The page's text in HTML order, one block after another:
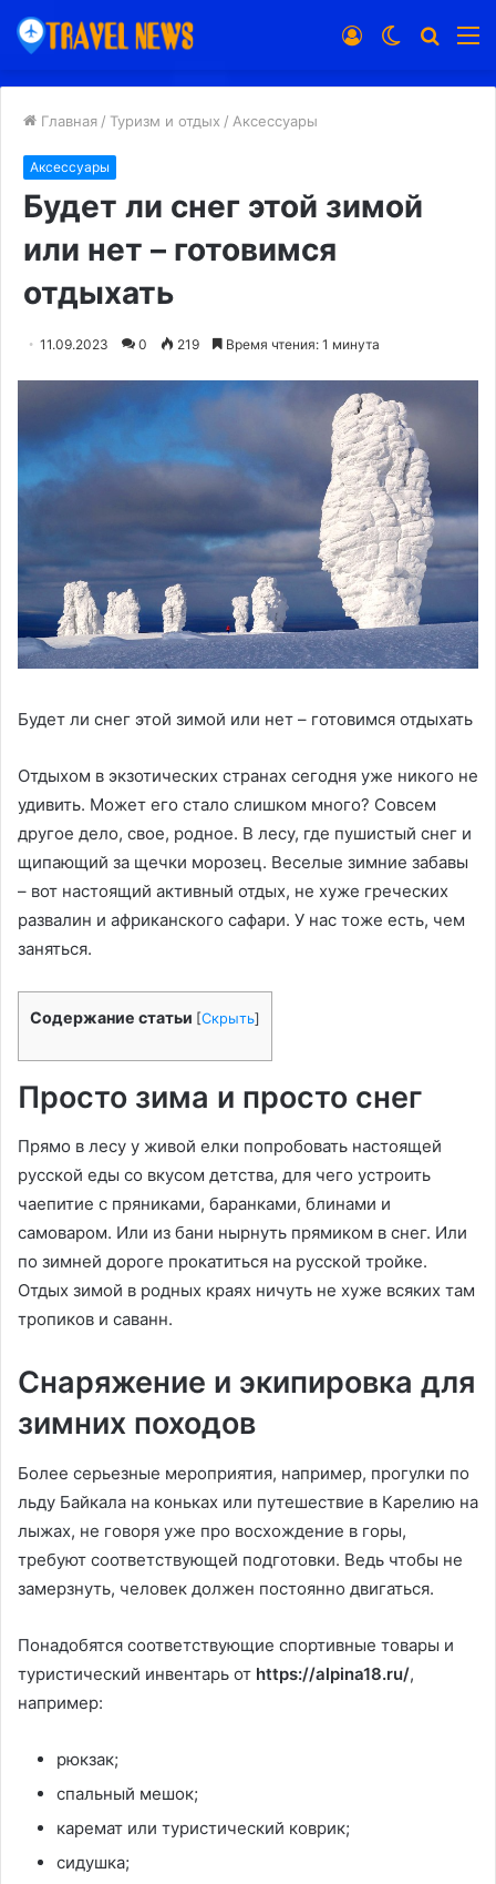
Switch
Войти
Главная / Туризм и отдых / Аксессуары
Аксессуары
Будет ли снег этой зимой
или нет – готовимся
отдыхать
11.09.2023 0 219 Время чтения: 1 минута
Будет ли снег этой зимой или нет – готовимся отдыхать
Отдыхом в экзотических странах сегодня уже никого не
удивить. Может его стало слишком много? Совсем
другое дело, свое, родное. В лесу, где пушистый снег и
щипающий за щечки морозец. Веселые зимние забавы
– вот настоящий активный отдых, не хуже греческих
развалин и африканского сафари. У нас тоже есть, чем
заняться.
Содержание статьи [Скрыть]
Просто зима и просто снег
Прямо в лесу у живой елки попробовать настоящей
русской еды со вкусом детства, для чего устроить
чаепитие с пряниками, баранками, блинами и
самоваром. Или из бани нырнуть прямиком в снег. Или
по зимней дороге прокатиться на русской тройке.
Отдых зимой в родных краях ничуть не хуже всяких там
тропиков и саванн.
Снаряжение и экипировка для
зимних походов
Более серьезные мероприятия, например, прогулки по
льду Байкала на коньках или путешествие в Карелию на
лыжах, не говоря уже про восхождение в горы,
требуют соответствующей подготовки. Ведь чтобы не
замерзнуть, человек должен постоянно двигаться.
Понадобятся соответствующие спортивные товары и
туристический инвентарь от https://alpina18.ru/,
например:
рюкзак;
спальный мешок;
каремат или туристический коврик;
сидушка;